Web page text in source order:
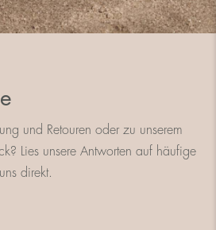
und Retouren oder zu unserem
Lies unsere Antworten auf häufige
direkt.